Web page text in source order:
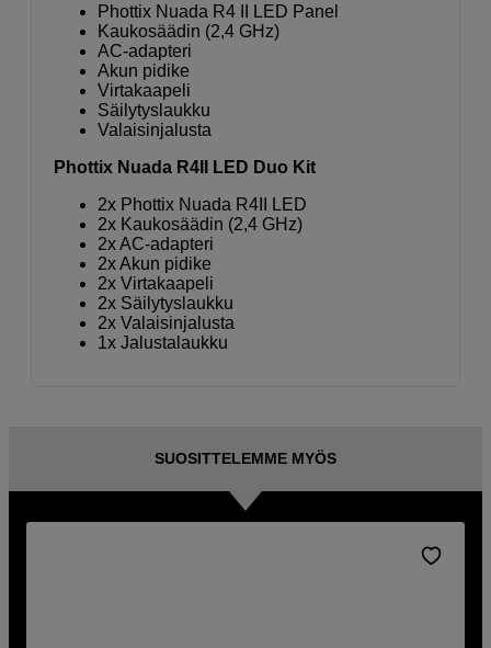
Phottix Nuada R4 II LED Panel
Kaukosäädin (2,4 GHz)
AC-adapteri
Akun pidike
Virtakaapeli
Säilytyslaukku
Valaisinjalusta
Phottix Nuada R4II LED Duo Kit
2x Phottix Nuada R4II LED
2x Kaukosäädin (2,4 GHz)
2x AC-adapteri
2x Akun pidike
2x Virtakaapeli
2x Säilytyslaukku
2x Valaisinjalusta
1x Jalustalaukku
SUOSITTELEMME MYÖS